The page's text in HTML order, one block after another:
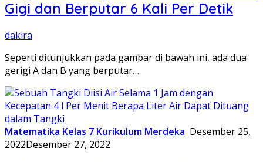
Gigi dan Berputar 6 Kali Per Detik
dakira
Seperti ditunjukkan pada gambar di bawah ini, ada dua
gerigi A dan B yang berputar…
Matematika Kelas 7 Kurikulum Merdeka Desember 25,
2022Desember 27, 2022